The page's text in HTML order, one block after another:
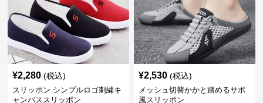
¥2,280 (税込)
スリッポン シンプルロゴ刺繍キ
ャンバススリッポン
¥2,530 (税込)
メッシュ切替かかと踏めるサボ
風スリッポン